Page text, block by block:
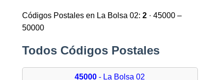
Códigos Postales en La Bolsa 02: 2· 45000 –
50000
Todos Códigos Postales
45000 - La Bolsa 02